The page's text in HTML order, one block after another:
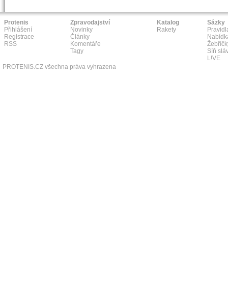
Protenis
Přihlášení
Registrace
RSS
Zpravodajství
Novinky
Články
Komentáře
Tagy
Katalog
Rakety
Sázky
Síň
L!VE
PROTENIS.CZ všechna práva vyhrazena